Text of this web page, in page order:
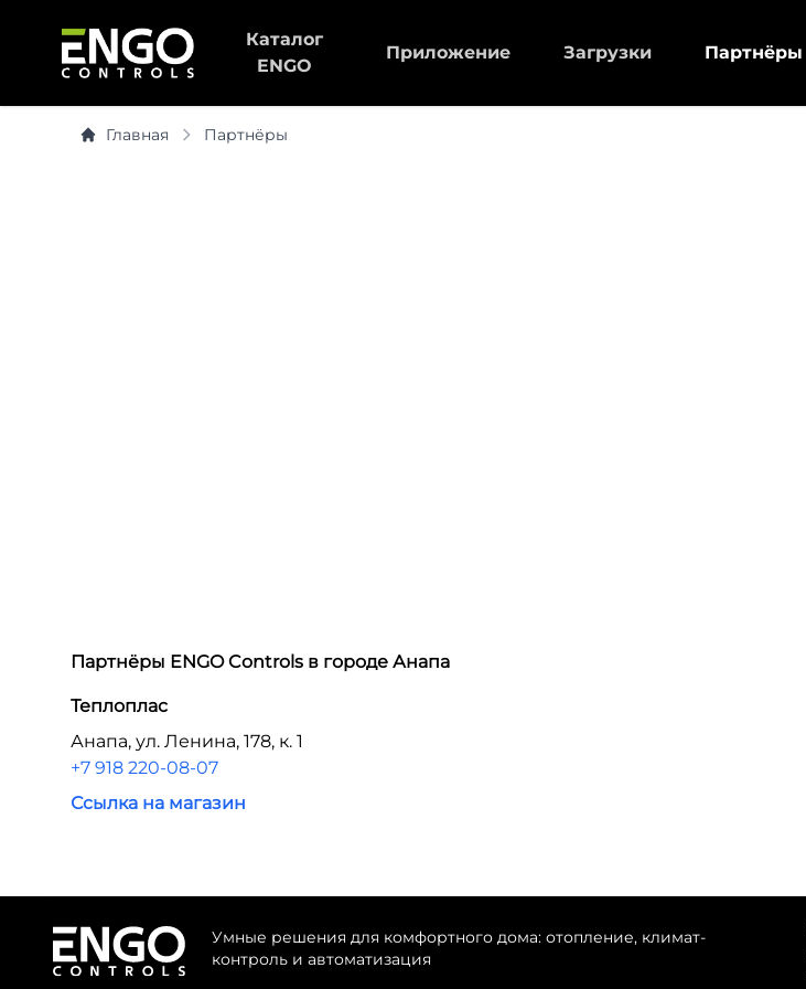
Каталог
ENGO
Приложение Загрузки Партнёры
Главная Партнёры
Партнёры ENGO Controls в городе Анапа
Теплоплас
Анапа, ул. Ленина, 178, к. 1
+7 918 220-08-07
Ссылка на магазин
Умные решения для комфортного дома: отопление, климат-
контроль и автоматизация